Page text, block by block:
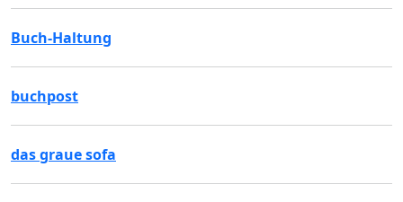
Buch-Haltung
buchpost
das graue sofa